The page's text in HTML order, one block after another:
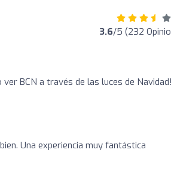
3.6/5 (232
BCN a través de las luces de
Una experiencia muy fantástica